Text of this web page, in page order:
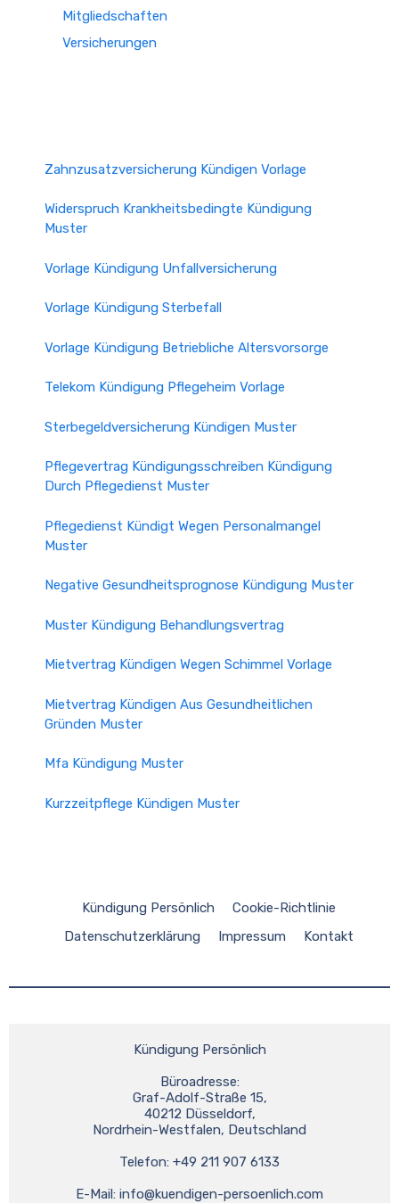
Mitgliedschaften
Versicherungen
Zahnzusatzversicherung Kündigen Vorlage
Widerspruch Krankheitsbedingte Kündigung
Muster
Vorlage Kündigung Unfallversicherung
Vorlage Kündigung Sterbefall
Vorlage Kündigung Betriebliche Altersvorsorge
Telekom Kündigung Pflegeheim Vorlage
Sterbegeldversicherung Kündigen Muster
Pflegevertrag Kündigungsschreiben Kündigung
Durch Pflegedienst Muster
Pflegedienst Kündigt Wegen Personalmangel
Muster
Negative Gesundheitsprognose Kündigung Muster
Muster Kündigung Behandlungsvertrag
Mietvertrag Kündigen Wegen Schimmel Vorlage
Mietvertrag Kündigen Aus Gesundheitlichen
Gründen Muster
Mfa Kündigung Muster
Kurzzeitpflege Kündigen Muster
Kündigung Persönlich
Cookie-Richtlinie
Datenschutzerklärung
Impressum Kontakt
Kündigung Persönlich
Büroadresse:
Graf-Adolf-Straße 15,
40212 Düsseldorf,
Nordrhein-Westfalen, Deutschland
Telefon: +49 211 907 6133
E-Mail: info@kuendigen-persoenlich.com